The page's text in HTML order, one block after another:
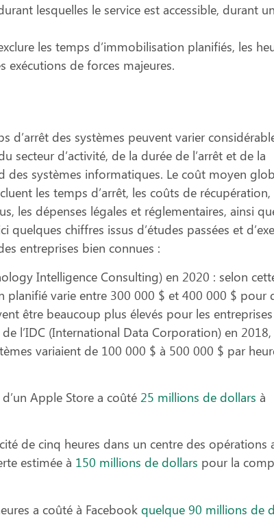
lesquelles le service est accessible, durant
les temps d’immobilisation planifiés, les
exécutions de forces majeures.
d’arrêt des systèmes peuvent varier
secteur d’activité, de la durée de l’arrêt et de la
des systèmes informatiques. Le coût moyen
les temps d’arrêt, les coûts de récupération,
les dépenses légales et réglementaires, ainsi
quelques chiffres issus d’études passées et d’
entreprises bien connues :
Intelligence Consulting) en 2020 : selon
planifié varie entre 300 000 $ et 400 000 $ pour
être beaucoup plus élevés pour les
l’IDC (International Data Corporation) en
variaient de 100 000 $ à 500 000 $ par
Apple Store a coûté 25 millions de dollars à
de cinq heures dans un centre des opérations
estimée à 150 millions de dollars pour la
a coûté à Facebook quelque 90 millions de